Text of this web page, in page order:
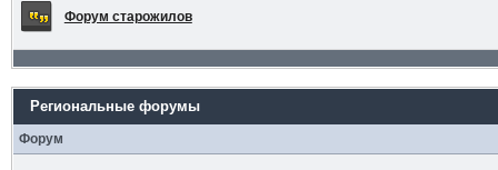
Форум старожилов
Региональные форумы
Форум